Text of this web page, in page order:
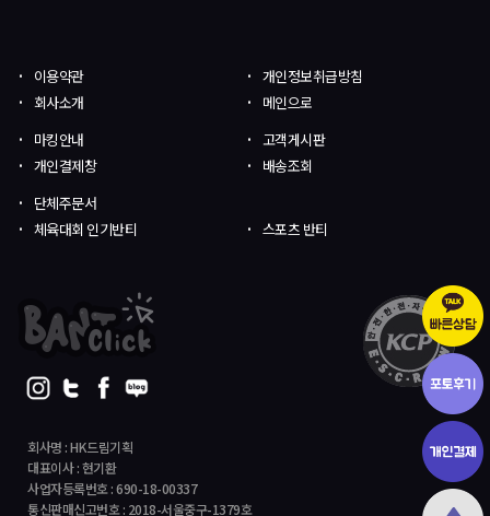
회사명 : HK드림기획
대표이사 : 현기환
사업자등록번호 : 690-18-00337
통신판매신고번호 : 2018-서울중구-1379호
이용약관
개인정보취급방침
회사소개
메인으로
마킹안내
고객게시판
개인결제창
배송조회
단체주문서
체육대회 인기반티
스포츠 반티